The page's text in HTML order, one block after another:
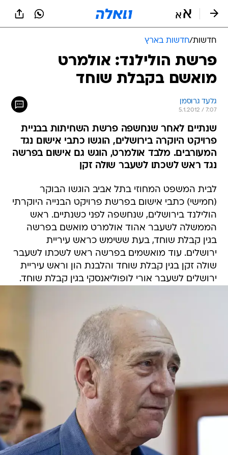
חדשות/חדשות בארץ
פרשת הולילנד: אולמרט
מואשם בקבלת שוחד
גלעד גרוסמן
5.1.2012 / 7:07
שנתיים לאחר שנחשפה פרשת השחיתות בבניית
פרויקט היוקרה בירושלים, הוגשו כתבי אישום נגד
המעורבים. מלבד אולמרט, הוגש גם אישום בפרשה
נגד ראש לשכתו לשעבר שולה זקן
לבית המשפט המחוזי בתל אביב הוגשו הבוקר
(חמישי) כתבי אישום בפרשת פרויקט הבנייה היוקרתי
הולילנד בירושלים, שנחשפה לפני כשנתיים. ראש
הממשלה לשעבר אהוד אולמרט מואשם בפרשה
בגין קבלת שוחד, בעת ששימש כראש עיריית
ירושלים. עוד מואשמים בפרשה ראש לשכתו לשעבר
שולה זקן בגין קבלת שוחד והלבנת הון וראש עיריית
ירושלים לשעבר אורי לופוליאנסקי בגין קבלת שוחד.